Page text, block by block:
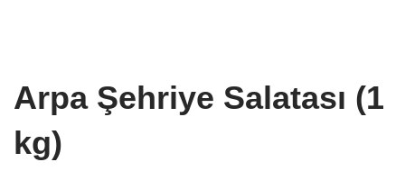
Arpa Şehriye Salatası (1
kg)